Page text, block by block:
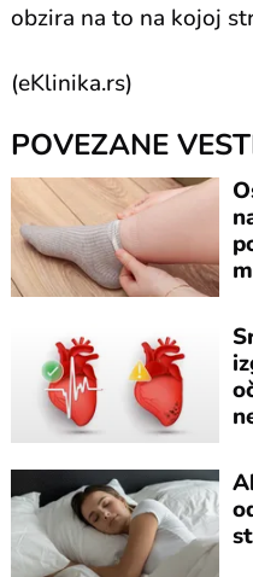
obzira na to na kojoj
(eKlinika.rs)
POVEZANE